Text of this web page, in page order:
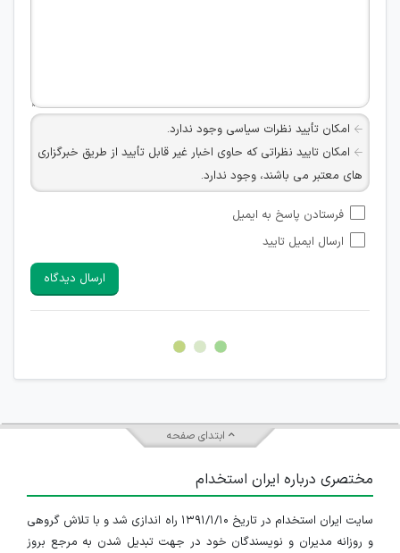
امکان تأیید نظرات سیاسی وجود ندارد.
امکان تایید نظراتی که حاوی اخبار غیر قابل تأیید از طریق خبرگزاری
های معتبر می باشند، وجود ندارد.
شبکه های مجازی ارتباطی می باشند وجود ندارد.
امکان تأیید نظرات کاربرانی که به هر طریقی قصد مأیوس کردن
هرگونه تحریک، تحقیر و کنایه به سایر افراد (مسئول و غیر مسئول)
غیر مجاز می باشد.
امکان هماهنگی برای هرگونه ملاقات حضوری چه به صورت دسته
فرستادن پاسخ به ایمیل
ارسال ایمیل تایید
ارسال دیدگاه
ابتدای صفحه
مختصری درباره ایران استخدام
سایت ایران استخدام در تاریخ ۱۳۹۱/۱/۱۰ راه اندازی شد و با تلاش گروهی
و روزانه مدیران و نویسندگان خود در جهت تبدیل شدن به مرجع بروز